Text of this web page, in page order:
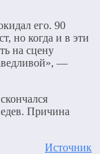
его. 90
но когда и в эти
на сцену
—
Причина
Источник